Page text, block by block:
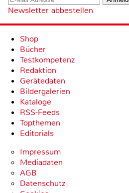
Newsletter abbestellen
Shop
Bücher
Testkompetenz
Redaktion
Gerätedaten
Bildergalerien
Kataloge
RSS-Feeds
Topthemen
Editorials
Impressum
Mediadaten
AGB
Datenschutz